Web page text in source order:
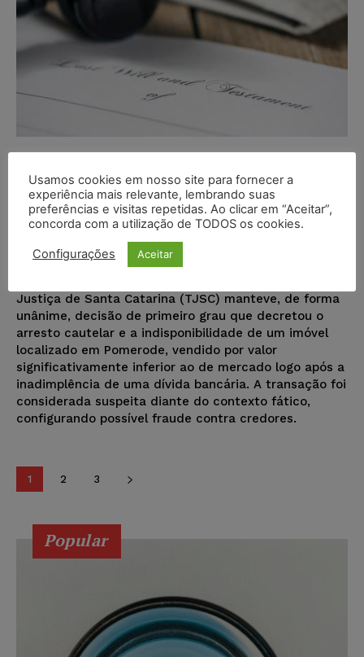
imóvel vendido por valor ínfimo
após inadimplência e vê indícios
de fraude contra credores
NOTÍCIAS Juristas - 20/07/2025
Justiça de Santa Catarina (TJSC) manteve, de forma
unânime, decisão de primeiro grau que decretou o
arresto cautelar e a indisponibilidade de um imóvel
localizado em Pomerode, vendido por valor
significativamente inferior ao de mercado logo após a
inadimplência de uma dívida bancária. A transação foi
considerada suspeita diante do contexto fático,
configurando possível fraude contra credores.
1 2 3
Popular
Usamos cookies em nosso site para fornecer a
experiência mais relevante, lembrando suas
preferências e visitas repetidas. Ao clicar em “Aceitar”,
concorda com a utilização de TODOS os cookies.
Configurações Aceitar